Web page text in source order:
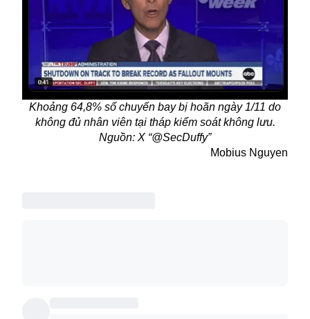
Khoảng 64,8% số chuyến bay bị hoãn ngày 1/11 do
không đủ nhân viên tại tháp kiểm soát không lưu.
Nguồn: X “@SecDuffy”
Mobius Nguyen